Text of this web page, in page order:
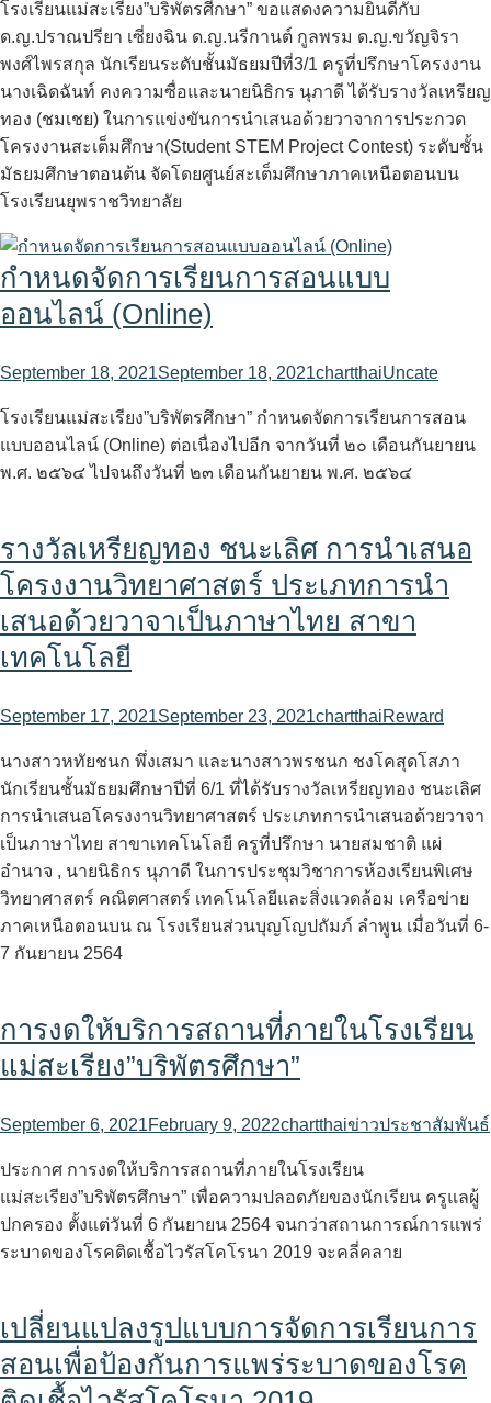
โรงเรียนแม่สะเรียง”บริพัตรศีกษา” ขอแสดงความยินดีกับ
ด.ญ.ปราณปรียา เซี่ยงฉิน ด.ญ.นรีกานต์​ กูลพรม ด.ญ.ขวัญ​จิ​รา ​
พงศ์​ไพร​สกุล นักเรียนระดับชั้นมัธยมปีที่3/1 ครูที่ปรึกษาโครงงาน
นางเฉิดฉันท์ คงความซื่อและนายนิธิกร นุภาดี ได้รับรางวัลเหรียญ
ทอง (ชมเชย) ในการแข่งขันการนำเสนอด้วยวาจาการประกวด
โครงงานสะเต็มศึกษา(Student STEM Project Contest) ระดับชั้น
มัธยมศึกษาตอนต้น จัดโดยศูนย์สะเต็มศึกษาภาคเหนือตอนบน
โรงเรียนยุพราชวิทยาลัย
กำหนดจัดการเรียนการสอนแบบ
ออนไลน์ (Online)
September 18, 2021September 18, 2021chartthaiUncate
โรงเรียนแม่สะเรียง”บริพัตรศึกษา” กำหนดจัดการเรียนการสอน
แบบออนไลน์ (Online) ต่อเนื่องไปอีก จากวันที่ ๒๐ เดือนกันยายน
พ.ศ. ๒๕๖๔ ไปจนถึงวันที่ ๒๓ เดือนกันยายน พ.ศ. ๒๕๖๔
รางวัลเหรียญทอง ชนะเลิศ การนําเสนอ
โครงงานวิทยาศาสตร์ ประเภทการนำ
เสนอด้วยวาจาเป็นภาษาไทย สาขา
เทคโนโลยี
September 17, 2021September 23, 2021chartthaiReward
นางสาวหทัยชนก พึ่งเสมา และนางสาวพรชนก ชงโคสุดโสภา
นักเรียนชั้นมัธยมศึกษาปีที่ 6/1 ที่ได้รับรางวัลเหรียญทอง ชนะเลิศ
การนําเสนอโครงงานวิทยาศาสตร์ ประเภทการนำเสนอด้วยวาจา
เป็นภาษาไทย สาขาเทคโนโลยี ครูที่ปรึกษา นายสมชาติ แผ่
อำนาจ , นายนิธิกร นุภาดี ในการประชุมวิชาการห้องเรียนพิเศษ
วิทยาศาสตร์ คณิตศาสตร์ เทคโนโลยีและสิ่งแวดล้อม เครือข่าย
ภาคเหนือตอนบน ณ โรงเรียนส่วนบุญโญปถัมภ์ ลำพูน เมื่อวันที่ 6-
7 กันยายน 2564
การงดให้บริการสถานที่ภายในโรงเรียน
แม่สะเรียง”บริพัตรศึกษา”
September 6, 2021February 9, 2022chartthaiข่าวประชาสัมพันธ์
ประกาศ การงดให้บริการสถานที่ภายในโรงเรียน
แม่สะเรียง”บริพัตรศึกษา” เพื่อความปลอดภัยของนักเรียน ครูแลผู้
ปกครอง ตั้งแต่วันที่ 6 กันยายน 2564 จนกว่าสถานการณ์การแพร่
ระบาดของโรคติดเชื้อไวรัสโคโรนา 2019 จะคลี่คลาย
เปลี่ยนแปลงรูปแบบการจัดการเรียนการ
สอนเพื่อป้องกันการแพร่ระบาดของโรค